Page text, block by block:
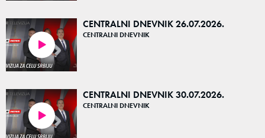
CENTRALNI DNEVNIK 26.07.2026.
CENTRALNI DNEVNIK
CENTRALNI DNEVNIK 30.07.2026.
CENTRALNI DNEVNIK